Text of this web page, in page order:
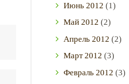
Июнь 2012 (1)
Май 2012 (2)
Апрель 2012 (2)
Март2012 (3)
Февраль 2012 (3)